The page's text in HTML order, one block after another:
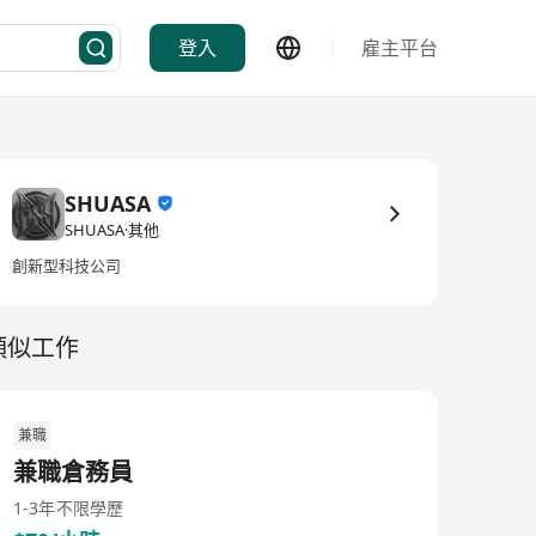
登入 雇主平台
SHUASA
SHUASA·其他
創新型科技公司
似工作
兼職
兼職倉務員
1-3年不限學歷